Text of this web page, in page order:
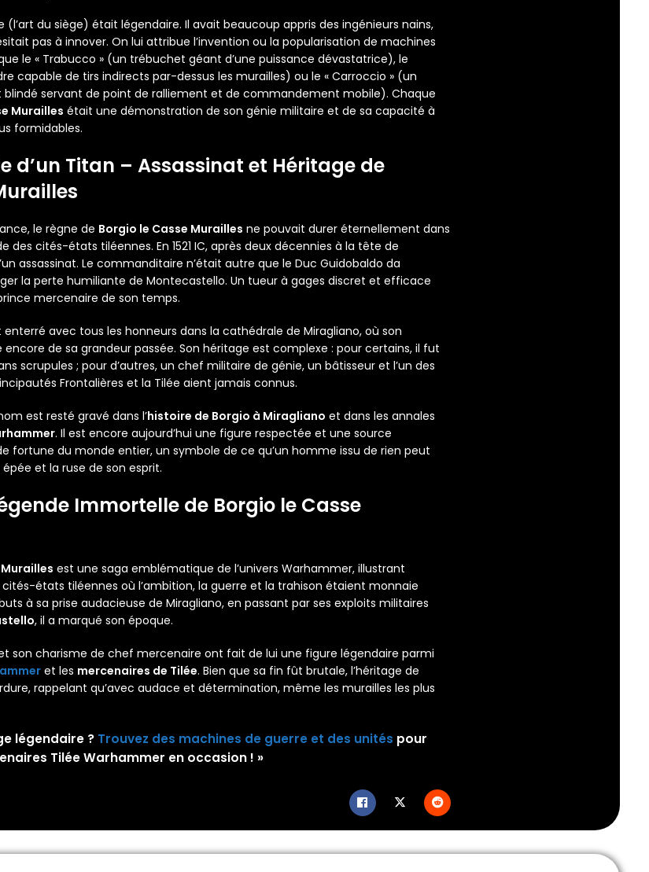
du siège) était légendaire. Il avait beaucoup appris des ingénieurs nains,
pas à innover. On lui attribue l’invention ou la popularisation de machines
le « Trabucco » (un trébuchet géant d’une puissance dévastatrice), le
capable de tirs indirects par-dessus les murailles) ou le « Carroccio » (un
servant de point de ralliement et de commandement mobile). Chaque
Murailles était une démonstration de son génie militaire et de sa capacité à
formidables.
d’un Titan – Assassinat et Héritage de
le règne de Borgio le Casse Murailles ne pouvait durer éternellement dans
des cités-états tiléennes. En 1521 IC, après deux décennies à la tête de
assassinat. Le commanditaire n’était autre que le Duc Guidobaldo da
la perte humiliante de Montecastello. Un tueur à gages discret et efficace
mercenaire de son temps.
enterré avec tous les honneurs dans la cathédrale de Miragliano, où son
de sa grandeur passée. Son héritage est complexe : pour certains, il fut
scrupules ; pour d’autres, un chef militaire de génie, un bâtisseur et l’un des
Frontalières et la Tilée aient jamais connus.
est resté gravé dans l’histoire de Borgio à Miragliano et dans les annales
. Il est encore aujourd’hui une figure respectée et une source
fortune du monde entier, un symbole de ce qu’un homme issu de rien peut
et la ruse de son esprit.
Immortelle de Borgio le Casse
est une saga emblématique de l’univers Warhammer, illustrant
états tiléennes où l’ambition, la guerre et la trahison étaient monnaie
à sa prise audacieuse de Miragliano, en passant par ses exploits militaires
, il a marqué son époque.
son charisme de chef mercenaire ont fait de lui une figure légendaire parmi
et les mercenaires de Tilée. Bien que sa fin fût brutale, l’héritage de
rappelant qu’avec audace et détermination, même les murailles les plus
légendaire ? Trouvez des machines de guerre et des unités pour
Tilée Warhammer en occasion ! »